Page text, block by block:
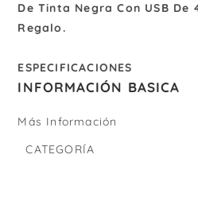
De Tinta Negra Con USB De
Regalo.
ESPECIFICACIONES
INFORMACIÓN BASICA
Más Información
CATEGORÍA